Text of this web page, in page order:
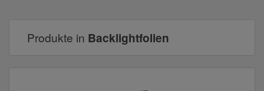
Produkte in Backlightfolien